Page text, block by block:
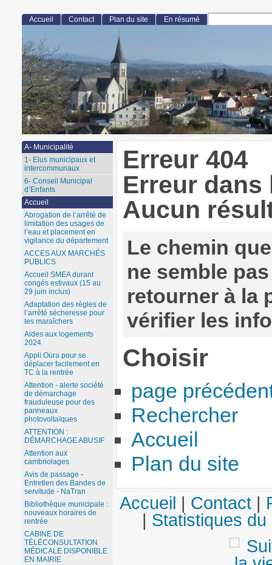
Erreur 404
Erreur dans
Aucun
Le chemin
ne semble
retourner à la
vérifier les
Choisir
page
Rechercher
Accueil
Plan du site
Accueil Contact Plan du site En résumé
A- Municipalité
1- Elus municipaux et
intercommunaux
6- Conseil Municipal
d’Enfants
Accueil
Abrogation de l’arrêté de
limitation des usages de
l’eau et placement en
vigilance du département
ACCES AUX MARCHÉS
PUBLICS
Accueil SMEA durant
congés estivaux (15 au
29 juin inclus)
Adaptation des règles de
l’arrêté sécheresse pour
les maraîchers
Aides aux logements
2024
Appli Oùra pour se
déplacer facilement en
TC à la rentrée
Attention - alerte société
de démarchage
frauduleuse pour des
panneaux
photovoltaïques
ATTENTION :
DÉMARCHAGE ABUSIF
Attention aux
cambriolages
Avis de passage -
Entretien des Bandes de
servitude - NaTran
Bibliothèque municipale :
nouveaux horaires de
rentrée
CABINE DE
TÉLÉCONSULTATION
MÉDICALE DISPONIBLE
EN MAIRIE
Accueil|Contact|
|Statistiques du